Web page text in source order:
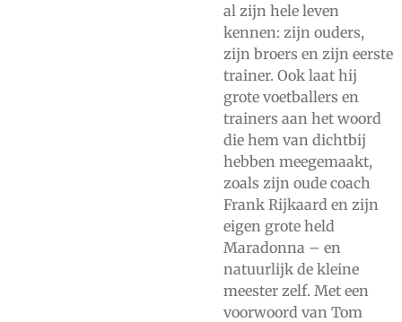
al zijn hele leven
kennen: zijn ouders,
zijn broers en zijn eerste
trainer. Ook laat hij
grote voetballers en
trainers aan het woord
die hem van dichtbij
hebben meegemaakt,
zoals zijn oude coach
Frank Rijkaard en zijn
eigen grote held
Maradonna – en
natuurlijk de kleine
meester zelf. Met een
voorwoord van Tom